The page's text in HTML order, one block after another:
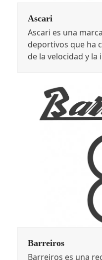
Ascari
Ascari es una
deportivos que ha
de la velocidad y
Barreiros
Barreiros es una